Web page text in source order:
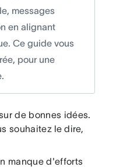
messages
en alignant
Ce guide vous
pour une
de bonnes idées.
souhaitez le dire,
manque d'efforts